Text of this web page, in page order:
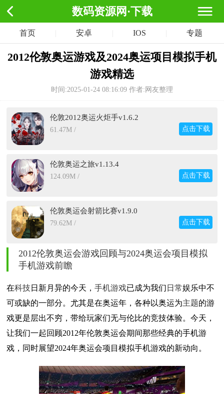
数码资源网·下载
首页 安卓 IOS 专题
2012伦敦奥运游戏及2024奥运项目模拟手机
游戏精选
时间:2025-01-24 08:16:09 作者:网友整理
伦敦2012奥运火炬手v1.6.2
61.47M / 点击下载
伦敦奥运之旅v1.13.4
124.09M / 点击下载
伦敦奥运会射箭比赛v1.9.0
79.62M / 点击下载
2012伦敦奥运会游戏回顾与2024奥运会项目 模拟
手机游戏前瞻
在科技日新月异的今天， 手机游戏已成为我们 日常娱乐中不
可或缺的一部分。尤其是在奥运年，各种以奥运为主题的游
戏更是层出不穷，带给玩家们无与伦比的竞技体验。今天，
让我们一起回顾2012年伦敦奥运会期间那些经典的手机游
戏，同时展望2024年奥运会项目模拟手机游戏的新动向。